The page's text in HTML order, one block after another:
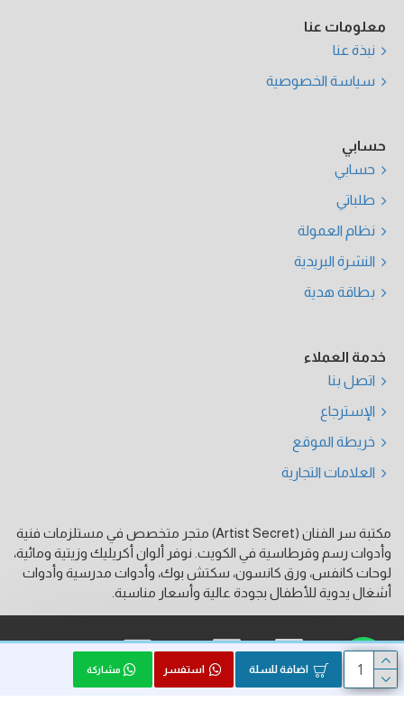
اضافة للسلة استفسر مشاركة
معلومات عنا
نبذة عنا
سياسة الخصوصية
حسابي
حسابي
طلباتي
نظام العمولة
النشرة البريدية
بطاقة هدية
خدمة العملاء
اتصل بنا
الإسترجاع
خريطة الموقع
العلامات التجارية
مكتبة سر الفنان (Artist Secret) متجر متخصص في مستلزمات فنية
وأدوات رسم وقرطاسية في الكويت. نوفر ألوان أكريليك وزيتية ومائية،
لوحات كانفس، ورق كانسون، سكتش بوك، وأدوات مدرسية وأدوات
أشغال يدوية للأطفال بجودة عالية وأسعار مناسبة.
الحقوق محفوظة © 2026, Artist Secret, بواسطة HK